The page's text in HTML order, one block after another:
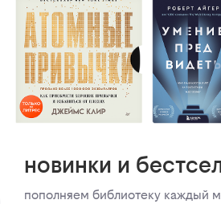
новинки и
пополняем библиотеку каждый